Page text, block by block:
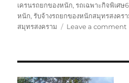
เครนรถยกของหนัก,รถเฉพาะกิจพิเศษ
หนัก,รับจ้างรถยกของหนักสมุทรสงคร
สมุทรสงคราม
Leave a comment